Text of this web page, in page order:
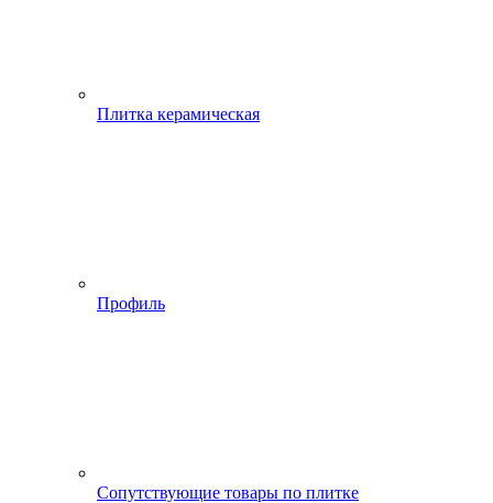
Плитка керамическая
Профиль
Сопутствующие товары по плитке